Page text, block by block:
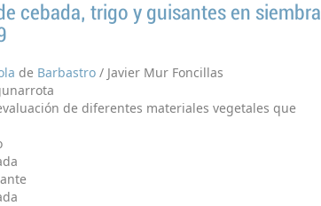
cebada, trigo y guisantes en siembra
de Barbastro / Javier Mur Foncillas
de diferentes materiales vegetales que